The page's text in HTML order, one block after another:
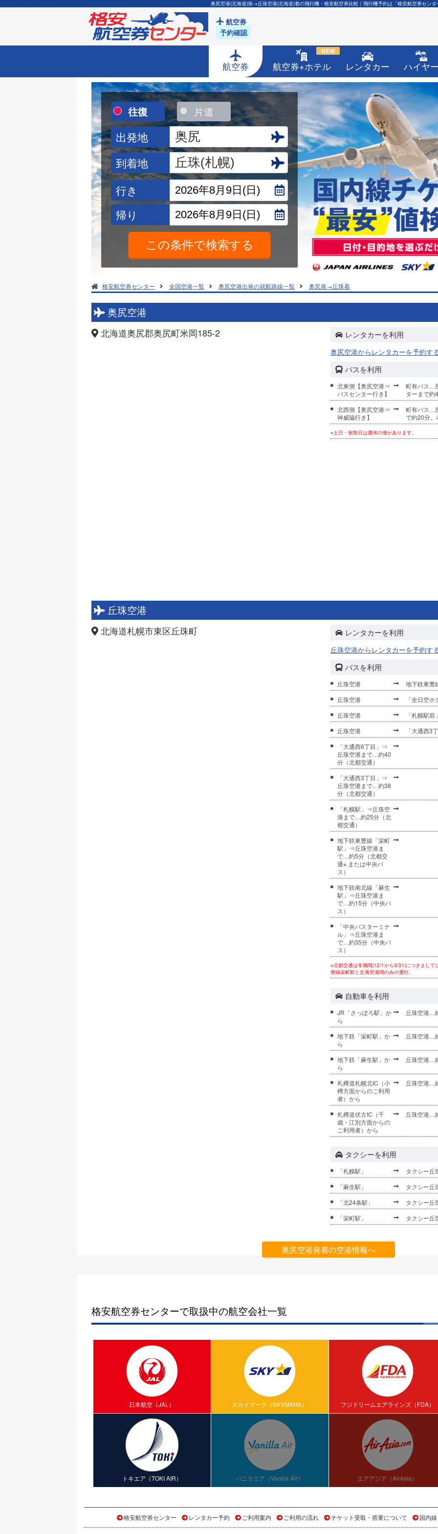
奥尻空港(北海道)発→丘珠空港(北海道)着の飛行機・格安航空券比較｜飛行機予約は「格安航空券センタ
航空券
予約確認
航空券 航空券+ホテル
NEW
レンタカー ハイヤ
往復 片道
出発地
到着地
行き
帰り
格安航空券センター 全国空港一覧 奥尻空港出発の就航路線一覧 奥尻発→丘珠着
奥尻空港
北海道奥尻郡奥尻町米岡185-2 レンタカーを利用
奥尻空港からレンタカーを予約す
バスを利用
北東側【奥尻空港⇒
バスセンター行き】
町有バス…
ターまで約
北西側【奥尻空港⇒
神威脇行き】
町有バス…
で約20分。
※土日・祝祭日は運休の便があります。
丘珠空港
北海道札幌市東区丘珠町 レンタカーを利用
丘珠空港からレンタカーを予約す
バスを利用
丘珠空港
地下鉄東豊
丘珠空港
「全日空
丘珠空港
「札幌駅
丘珠空港
「大通西3
「大通西6丁目」⇒
丘珠空港まで…約40
分（北都交通）
「大通西3丁目」⇒
丘珠空港まで…約38
分（北都交通）
「札幌駅」⇒丘珠空
港まで…約25分（北
都交通）
地下鉄東豊線「栄町
駅」⇒丘珠空港ま
で…約5分（北都交
通※ または中央バ
ス）
地下鉄南北線「麻生
駅」⇒丘珠空港ま
で…約15分（中央バ
ス）
「中央バスターミナ
ル」⇒丘珠空港ま
で…約35分（中央バ
ス）
※北都交通は冬期間(12/1から3/31)につきまして
豊線栄町駅と丘珠空港間のみの運行。
自動車を利用
JR「さっぽろ駅」か
ら
丘珠空港…
地下鉄「栄町駅」か
ら
丘珠空港…
地下鉄「麻生駅」か
ら
丘珠空港…
札樽道札幌北IC（小
樽方面からのご利用
者）から
丘珠空港…
札樽道伏古IC（千
歳・江別方面からの
ご利用者）から
丘珠空港…
タクシーを利用
「札幌駅」
タクシー
「麻生駅」
タクシー
「北24条駅」
タクシー
「栄町駅」
タクシー
奥尻空港発着の空港情報へ
格安航空券センターで取扱中の航空会社一覧
日本航空（JAL） スカイマーク（SKYMARK） フジドリームエアラインズ（FDA）
トキエア（TOKI AIR） バニラエア（Vanilla Air） エアアジア（AirAsia）
格安航空券センター レンタカー予約 ご利用案内 ご利用の流れ チケット受取・搭乗について 国内